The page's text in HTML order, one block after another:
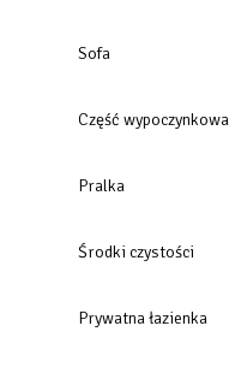
Sofa
Część wypoczynkowa
Pralka
Środki czystości
Prywatna łazienka